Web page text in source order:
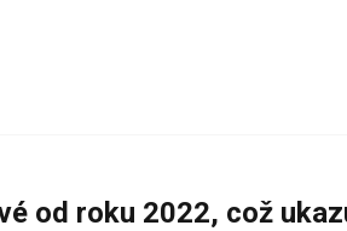
od roku 2022, což